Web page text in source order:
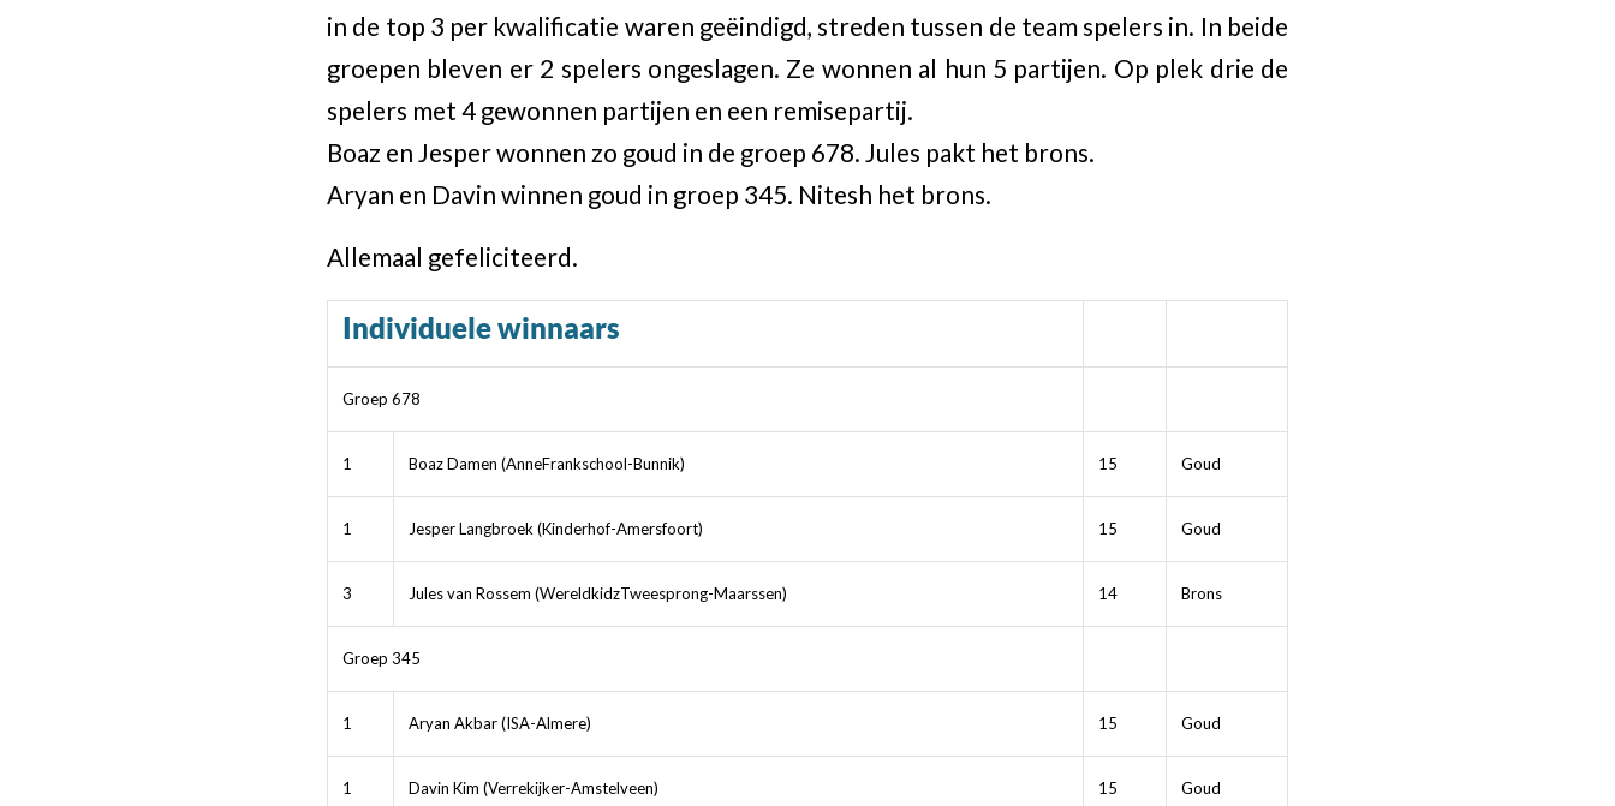
in de top 3 per kwalificatie waren geëindigd, streden tussen de team spelers in. In beide
groepen bleven er 2 spelers ongeslagen. Ze wonnen al hun 5 partijen. Op plek drie de
spelers met 4 gewonnen partijen en een remisepartij.
Boaz en Jesper wonnen zo goud in de groep 678. Jules pakt het brons.
Aryan en Davin winnen goud in groep 345. Nitesh het brons.
Allemaal gefeliciteerd.
Individuele winnaars
Groep 678
1 Boaz Damen (AnneFrankschool-Bunnik) 15 Goud
1 Jesper Langbroek (Kinderhof-Amersfoort) 15 Goud
3 Jules van Rossem (WereldkidzTweesprong-Maarssen) 14 Brons
Groep 345
1 Aryan Akbar (ISA-Almere) 15 Goud
1 Davin Kim (Verrekijker-Amstelveen) 15 Goud